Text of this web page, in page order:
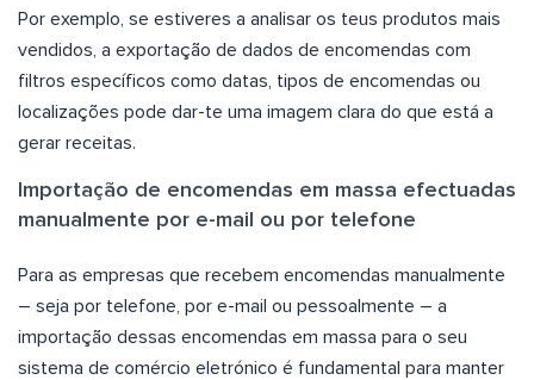
Por exemplo, se estiveres a analisar os teus produtos mais
vendidos, a exportação de dados de encomendas com
filtros específicos como datas, tipos de encomendas ou
localizações pode dar-te uma imagem clara do que está a
gerar receitas.
Importação de encomendas em massa efectuadas
manualmente por e-mail ou por telefone
Para as empresas que recebem encomendas manualmente
– seja por telefone, por e-mail ou pessoalmente – a
importação dessas encomendas em massa para o seu
sistema de comércio eletrónico é fundamental para manter